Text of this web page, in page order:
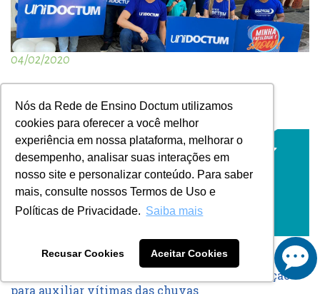
Nós da Rede de Ensino Doctum utilizamos
cookies para oferecer a você melhor
experiência em nossa plataforma, melhorar o
desempenho, analisar suas interações em
nosso site e personalizar conteúdo. Para saber
mais, consulte nossos Termos de Uso e
Políticas de Privacidade. Saiba mais
Recusar Cookies Aceitar Cookies
04/02/2020
distância em Cariacica
Rede Doctum promove campanha de arrecadação
para auxiliar vítimas das chuvas